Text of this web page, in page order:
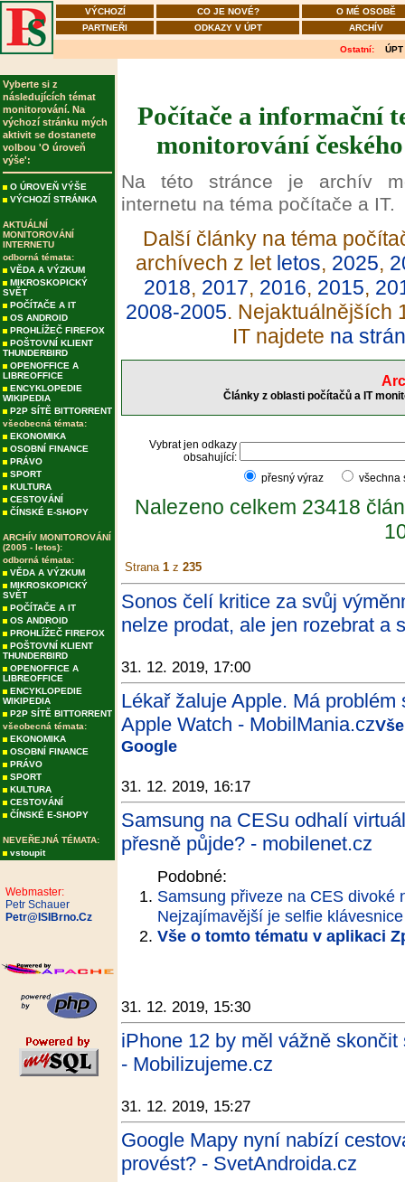
VÝCHOZÍ CO JE NOVÉ?
O MÉ OSOBĚ
PARTNEŘI
ODKAZY V ÚPT ARCHÍV
Ostatní: ÚPT
Vyberte si z
následujících témat
monitorování. Na
výchozí stránku mých
aktivit se dostanete
volbou 'O úroveň
výše':
O ÚROVEŇ VÝŠE
VÝCHOZÍ STRÁNKA
AKTUÁLNÍ
MONITOROVÁNÍ
INTERNETU
odborná témata:
VĚDA A VÝZKUM
MIKROSKOPICKÝ
SVĚT
POČÍTAČE A IT
OS ANDROID
PROHLÍŽEČ FIREFOX
POŠTOVNÍ KLIENT
THUNDERBIRD
OPENOFFICE A
LIBREOFFICE
ENCYKLOPEDIE
WIKIPEDIA
P2P SÍTĚ BITTORRENT
všeobecná témata:
EKONOMIKA
OSOBNÍ FINANCE
PRÁVO
SPORT
KULTURA
CESTOVÁNÍ
ČÍNSKÉ E-SHOPY
ARCHÍV MONITOROVÁNÍ
(2005 - letos):
odborná témata:
VĚDA A VÝZKUM
MIKROSKOPICKÝ
SVĚT
POČÍTAČE A IT
OS ANDROID
PROHLÍŽEČ FIREFOX
POŠTOVNÍ KLIENT
THUNDERBIRD
OPENOFFICE A
LIBREOFFICE
ENCYKLOPEDIE
WIKIPEDIA
P2P SÍTĚ BITTORRENT
všeobecná témata:
EKONOMIKA
OSOBNÍ FINANCE
PRÁVO
SPORT
KULTURA
CESTOVÁNÍ
ČÍNSKÉ E-SHOPY
NEVEŘEJNÁ TÉMATA:
vstoupit
Webmaster:
Petr Schauer
Petr@ISIBrno.Cz
Počítače a informační
monitorování
Na této stránce je archív
internetu na téma počítače a IT.
Další články na téma
archívech z let letos, 2025,
2018, 2017, 2016, 2015,
2008-2005. Nejaktuálnějších
IT najdete na
Články z oblasti počítačů a IT
Vybrat jen odkazy
obsahující:
přesný výraz
Nalezeno celkem 23418
Strana 1 z 235
Sonos čelí kritice za svůj
nelze prodat, ale jen rozebrat a
31. 12. 2019, 17:00
Lékař žaluje Apple. Má
Apple Watch - MobilMania.cz
Google
31. 12. 2019, 16:17
Samsung na CESu odhalí
přesně půjde? - mobilenet.cz
Podobné:
Samsung přiveze na CES divoké
Nejzajímavější je selfie klávesnice
Vše o tomto tématu v aplikaci
31. 12. 2019, 15:30
iPhone 12 by měl vážně
- Mobilizujeme.cz
31. 12. 2019, 15:27
Google Mapy nyní nabízí
provést? - SvetAndroida.cz